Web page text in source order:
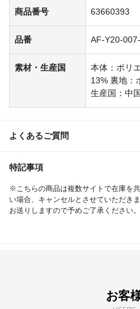
商品番号 63660393
品番 AF-Y20-
素材・生産国
本体：ポリ
13% 裏地：
生産国：中国
よくあるご質問
特記事項
※こちらの商品は複数サイトで在庫を
い場合、キャンセルとさせていただき
お送りしますので予めご了承ください。
お客